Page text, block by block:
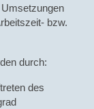
bzw.
durch:
des